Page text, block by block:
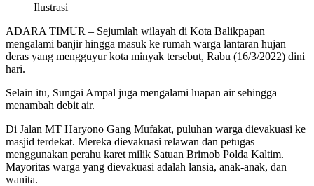
Ilustrasi
ADARA TIMUR – Sejumlah wilayah di Kota Balikpapan
mengalami banjir hingga masuk ke rumah warga lantaran hujan
deras yang mengguyur kota minyak tersebut, Rabu (16/3/2022) dini
hari.
Selain itu, Sungai Ampal juga mengalami luapan air sehingga
menambah debit air.
Di Jalan MT Haryono Gang Mufakat, puluhan warga dievakuasi ke
masjid terdekat. Mereka dievakuasi relawan dan petugas
menggunakan perahu karet milik Satuan Brimob Polda Kaltim.
Mayoritas warga yang dievakuasi adalah lansia, anak-anak, dan
wanita.